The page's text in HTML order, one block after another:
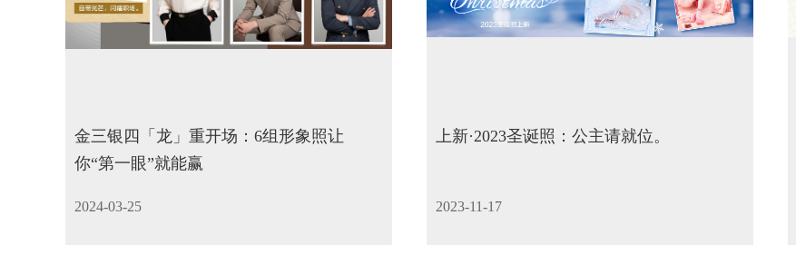
金三银四「龙」重开场：6组形象照让
你“第一眼”就能赢
2024-03-25
上新·2023圣诞照：公主请就位。
2023-11-17